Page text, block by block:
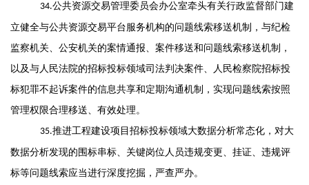
34.公共资源交易管理委员会办公室牵头有关行政监督部门建
立健全与公共资源交易平台服务机构的问题线索移送机制 ， 与纪检
监察机关、公安机关的案情通报、案件移送和问题线索移送机制，
以及与人民法院的招标投标领域司法判决案件、人民检察院招标投
标犯罪不起诉案件的信息共享和定期沟通机制 ， 实现问题线索按照
管理权限合理移送、有效处理。
35.推进工程建设项目招标投标领域大数据分析常态化， 对大
数据分析发现的围标串标、关键岗位人员违规变更、挂证、违规评
标等问题线索应当进行深度挖掘 ， 严查严办。